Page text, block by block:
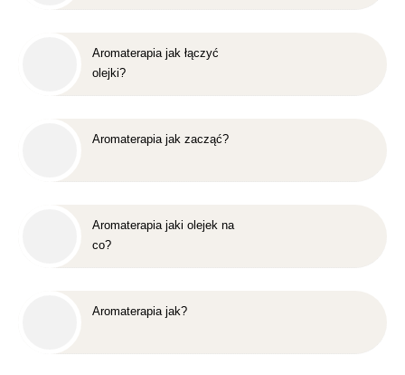
Aromaterapia jak łączyć
olejki?
Aromaterapia jak zacząć?
Aromaterapia jaki olejek na
co?
Aromaterapia jak?